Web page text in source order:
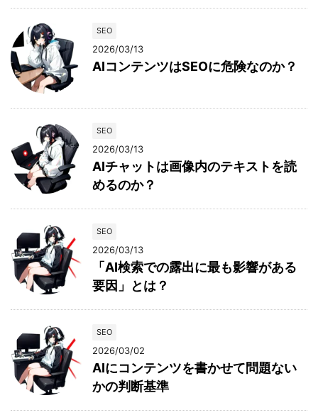
SEO
2026/03/13
AIコンテンツはSEOに危険なのか？
SEO
2026/03/13
AIチャットは画像内のテキストを読
めるのか？
SEO
2026/03/13
「AI検索での露出に最も影響がある
要因」とは？
SEO
2026/03/02
AIにコンテンツを書かせて問題ない
かの判断基準